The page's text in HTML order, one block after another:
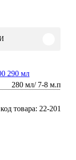
290 мл
280 мл/ 7-8 м.п
код товара: 22-201